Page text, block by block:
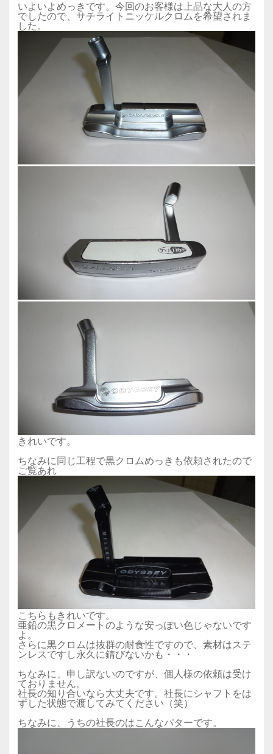
いよいよめっきです。今回のお客様は上品な大人の方
でしたので、サチライトニッケルクロムを希望されま
した。
きれいです。
ちなみに同じ工程で黒クロムめっきも依頼されたので
ご覧あれ
こちらもきれいです。
亜鉛の黒クロメートのような安っぽい色じゃないです
よ。
さらに黒クロムは抜群の耐食性ですので、素材はステ
ンレスですし永久に錆びないかも・・・
ちなみに、申し訳ないのですが、個人様の依頼は受け
ておりません。
社長の知り合いなら大丈夫です。社長にシャフトをは
ずした状態で渡してみてください（笑）
ちなみに、うちの社長のはこんなパターです。